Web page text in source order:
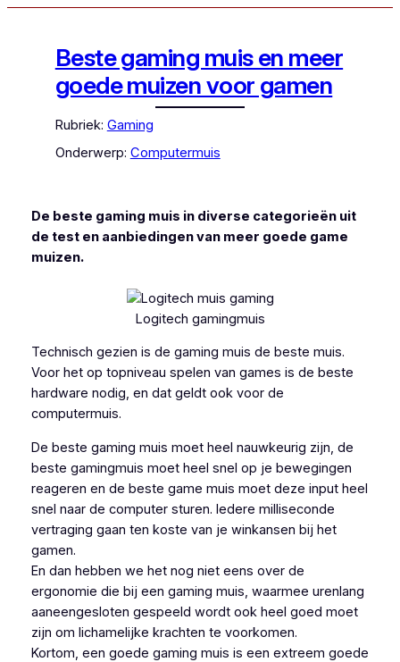
Beste gaming muis en meer
goede muizen voor gamen
Rubriek: Gaming
Onderwerp: Computermuis
De beste gaming muis in diverse categorieën uit
de test en aanbiedingen van meer goede game
muizen.
Logitech gamingmuis
Technisch gezien is de gaming muis de beste muis.
Voor het op topniveau spelen van games is de beste
hardware nodig, en dat geldt ook voor de
computermuis.
De beste gaming muis moet heel nauwkeurig zijn, de
beste gamingmuis moet heel snel op je bewegingen
reageren en de beste game muis moet deze input heel
snel naar de computer sturen. Iedere milliseconde
vertraging gaan ten koste van je winkansen bij het
gamen.
En dan hebben we het nog niet eens over de
ergonomie die bij een gaming muis, waarmee urenlang
aaneengesloten gespeeld wordt ook heel goed moet
zijn om lichamelijke krachten te voorkomen.
Kortom, een goede gaming muis is een extreem goede